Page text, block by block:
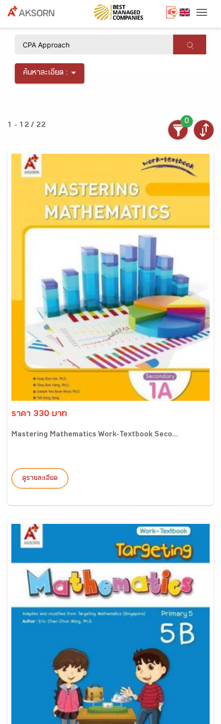
ค้นหาละเอียด :
1 - 12 / 22
0
ราคา 330 บาท
Mastering Mathematics Work-Textbook Seco...
ดูรายละเอียด